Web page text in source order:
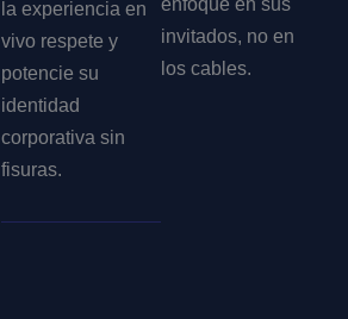
la experiencia en
vivo respete y
potencie su
identidad
corporativa sin
fisuras.
enfoque en sus
invitados, no en
los cables.